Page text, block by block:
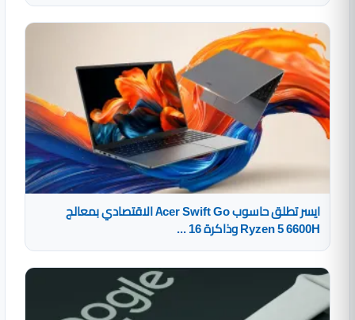
ايسر تطلق حاسوب Acer Swift Go الاقتصادي بمعالج
Ryzen 5 6600H وذاكرة 16 ...